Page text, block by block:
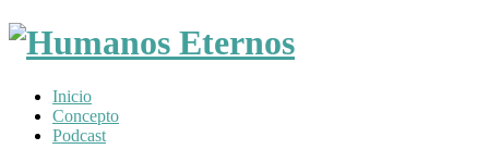
Somos
humanos,
pero
Inicio
Concepto
Podcast